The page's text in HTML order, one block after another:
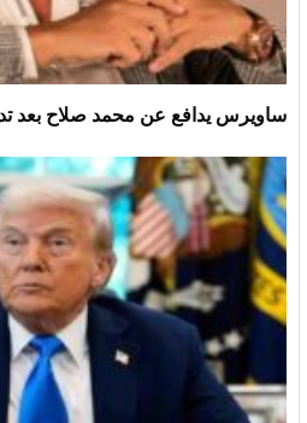
ساويرس يدافع عن محمد صلاح بعد